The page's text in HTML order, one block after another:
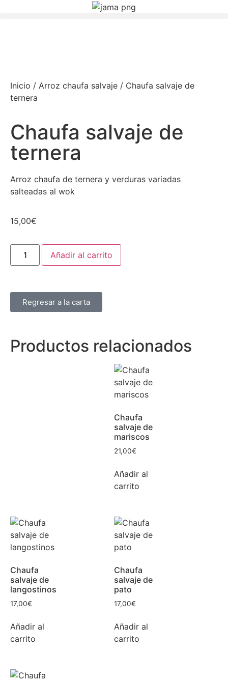
Inicio / Arroz chaufa salvaje / Chaufa salvaje de
ternera
Chaufa salvaje de
ternera
Arroz chaufa de ternera y verduras variadas
salteadas al wok
15,00€
Añadir al carrito
Regresar a la carta
Productos relacionados
Chaufa
salvaje de
mariscos
21,00€
Añadir al
carrito
Chaufa
salvaje de
langostinos
17,00€
Añadir al
carrito
Chaufa
salvaje de
pato
17,00€
Añadir al
carrito